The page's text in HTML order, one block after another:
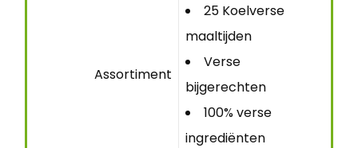
Assortiment
25 Koelverse
maaltijden
Verse
bijgerechten
100% verse
ingrediënten